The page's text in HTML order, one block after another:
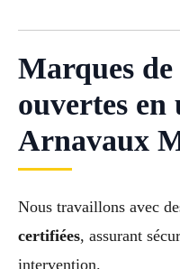
Marques
ouvertes en
Arnavaux
Nous travaillons avec
certifiées, assurant
intervention.